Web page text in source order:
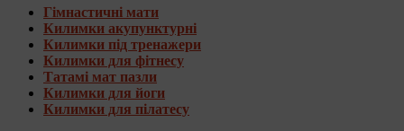
Гімнастичні мати
Килимки акупунктурні
Килимки під тренажери
Килимки для фітнесу
Татамі мат пазли
Килимки для йоги
Килимки для пілатесу